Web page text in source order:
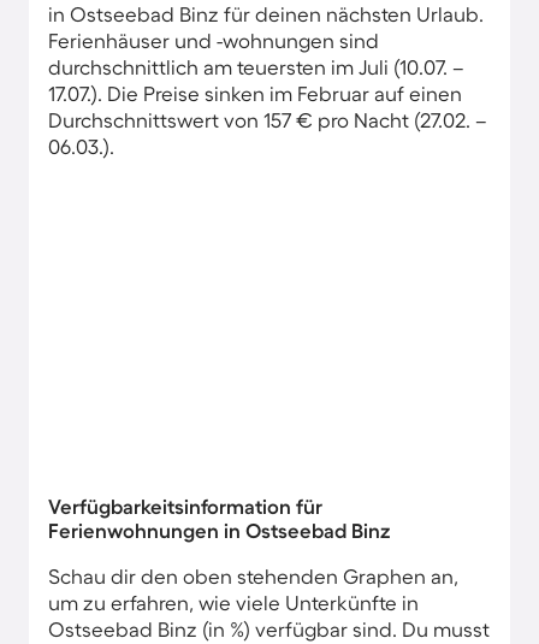
in Ostseebad Binz für deinen nächsten Urlaub.
Ferienhäuser und -wohnungen sind
durchschnittlich am teuersten im Juli (10.07. –
17.07.). Die Preise sinken im Februar auf einen
Durchschnittswert von 157 € pro Nacht (27.02. –
06.03.).
Verfügbarkeitsinformation für
Ferienwohnungen in Ostseebad Binz
Schau dir den oben stehenden Graphen an,
um zu erfahren, wie viele Unterkünfte in
Ostseebad Binz (in %) verfügbar sind. Du musst